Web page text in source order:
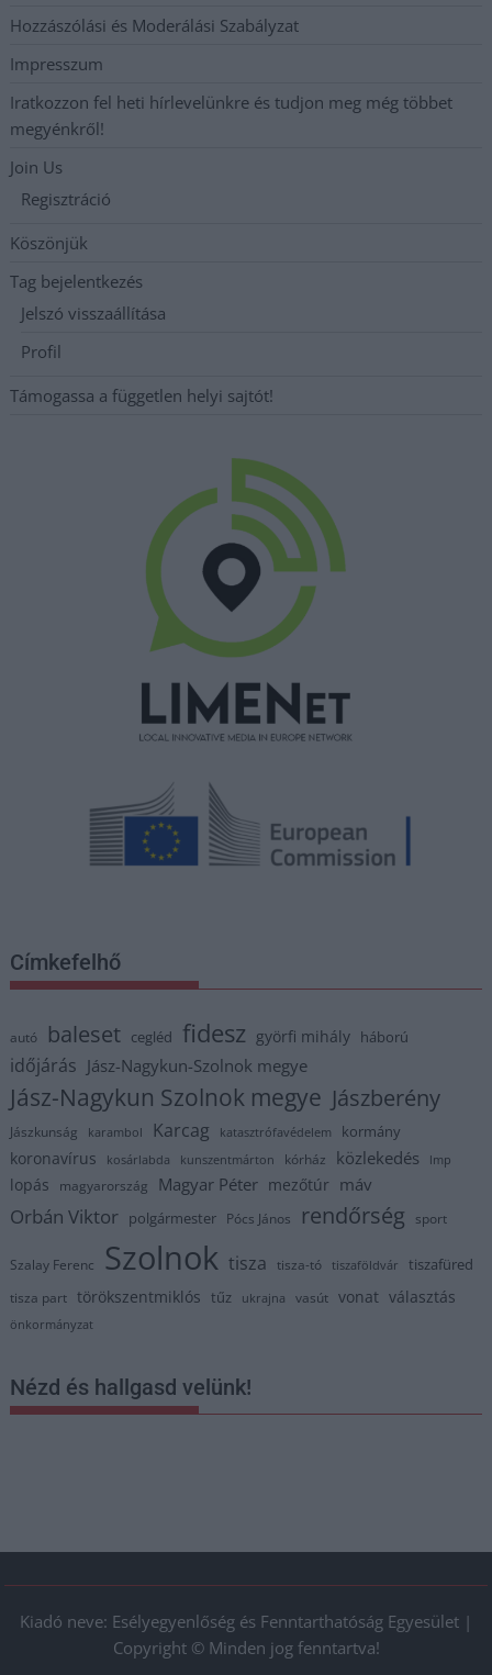
Hozzászólási és Moderálási Szabályzat
Impresszum
Iratkozzon fel heti hírlevelünkre és tudjon meg még többet
megyénkről!
Join Us
Regisztráció
Köszönjük
Tag bejelentkezés
Jelszó visszaállítása
Profil
Támogassa a független helyi sajtót!
Címkefelhő
autó baleset cegléd fidesz györfi mihály háború
időjárás Jász-Nagykun-Szolnok megye
Jász-Nagykun Szolnok megye Jászberény
Jászkunság karambol Karcag katasztrófavédelem kormány
koronavírus kosárlabda kunszentmárton kórház közlekedés lmp
lopás magyarország Magyar Péter mezőtúr máv
Orbán Viktor polgármester Pócs János rendőrség sport
Szalay Ferenc Szolnok tisza tisza-tó tiszaföldvár tiszafüred
tisza part törökszentmiklós tűz ukrajna vasút vonat választás
önkormányzat
Nézd és hallgasd velünk!
Kiadó neve: Esélyegyenlőség és Fenntarthatóság Egyesület |
Copyright © Minden jog fenntartva!